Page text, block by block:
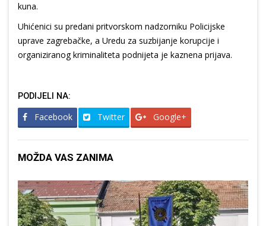
kuna.
Uhićenici su predani pritvorskom nadzorniku Policijske
uprave zagrebačke, a Uredu za suzbijanje korupcije i
organiziranog kriminaliteta podnijeta je kaznena prijava.
PODIJELI NA:
Facebook Twitter Google+
MOŽDA VAS ZANIMA